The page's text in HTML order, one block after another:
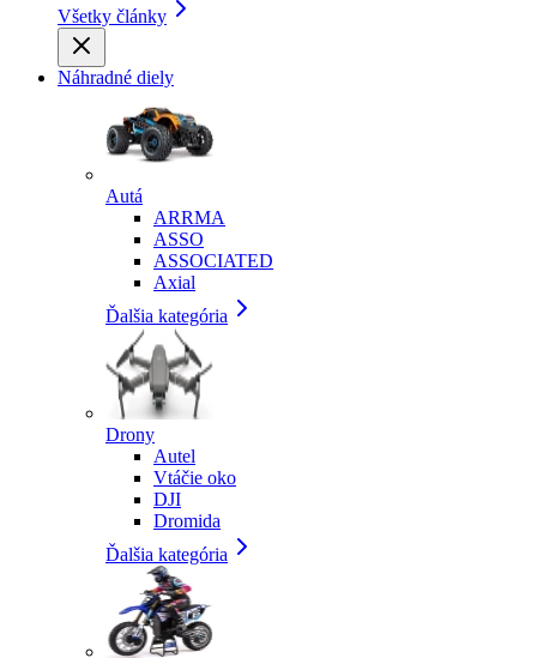
Všetky články
Náhradné diely
Autá
ARRMA
ASSO
ASSOCIATED
Axial
Ďalšia kategória
Drony
Autel
Vtáčie oko
DJI
Dromida
Ďalšia kategória